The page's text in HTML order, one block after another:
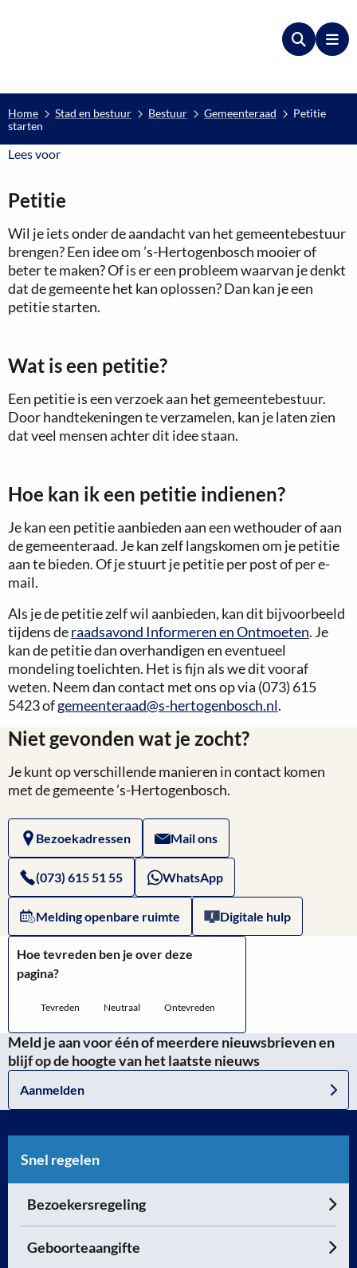
Zoeken
Home Stad en bestuur Bestuur Gemeenteraad
Petitie
starten
Lees voorLees voor
Petitie
Wil je iets onder de aandacht van het gemeentebestuur
brengen? Een idee om ’s-Hertogenbosch mooier of
beter te maken? Of is er een probleem waarvan je denkt
dat de gemeente het kan oplossen? Dan kan je een
petitie starten.
Wat is een petitie?
Een petitie is een verzoek aan het gemeentebestuur.
Door handtekeningen te verzamelen, kan je laten zien
dat veel mensen achter dit idee staan.
Hoe kan ik een petitie indienen?
Je kan een petitie aanbieden aan een wethouder of aan
de gemeenteraad. Je kan zelf langskomen om je petitie
aan te bieden. Of je stuurt je petitie per post of per e-
mail.
Als je de petitie zelf wil aanbieden, kan dit bijvoorbeeld
tijdens deraadsavond Informeren en Ontmoeten. Je
kan de petitie dan overhandigen en eventueel
mondeling toelichten. Het is fijn als we dit vooraf
weten. Neem dan contact met ons op via (073) 615
5423 ofgemeenteraad@s-hertogenbosch.nl.
Niet gevonden wat je zocht?
Je kunt op verschillende manieren in contact komen
met de gemeente ’s-Hertogenbosch.
Bezoekadressen Mail ons
(073) 615 51 55 WhatsApp
Melding openbare ruimte Digitale hulp
Hoe tevreden ben je over deze
pagina?
Tevreden Neutraal Ontevreden
Meld je aan voor één of meerdere nieuwsbrieven en
blijf op de hoogte van het laatste nieuws
Aanmelden
Snel regelen
Bezoekersregeling
Geboorteaangifte